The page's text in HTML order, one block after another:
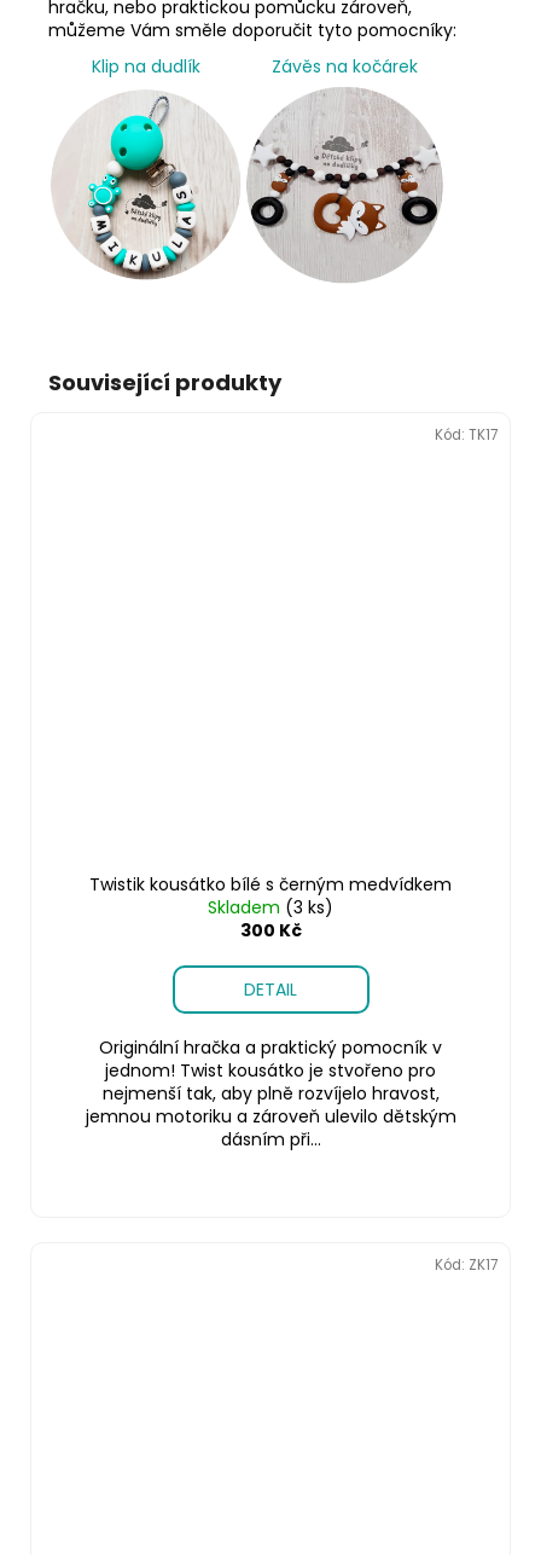
hračku, nebo praktickou pomůcku zároveň,
můžeme Vám směle doporučit tyto pomocníky:
Klip na dudlík
Závěs na kočárek
Související produkty
Twistik kousátko bílé s černým medvídkem
Skladem (3 ks)
300 Kč
DETAIL
Originální hračka a praktický pomocník v
jednom! Twist kousátko je stvořeno pro
nejmenší tak, aby plně rozvíjelo hravost,
jemnou motoriku a zároveň ulevilo dětským
dásním při...
Kód: TK17
Kód: ZK17